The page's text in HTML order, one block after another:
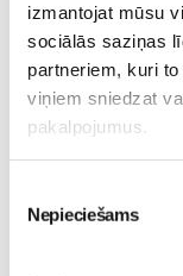
izmantojat mūsu
sociālās saziņas
partneriem, kuri
viņiem sniedzat
pakalpojumus.
izvēle
Nepieciešams
Valītis Vincents"
kinoteātros no 31.
Mazais valītis ar
20. Jul 09:33